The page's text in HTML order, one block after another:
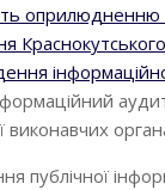
аудит
виконавчих
публічної